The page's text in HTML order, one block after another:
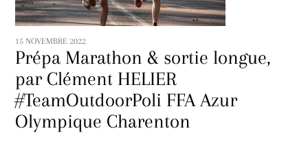
15 NOVEMBRE 2022
Prépa Marathon & sortie longue,
par Clément HELIER
#TeamOutdoorPoli FFA Azur
Olympique Charenton